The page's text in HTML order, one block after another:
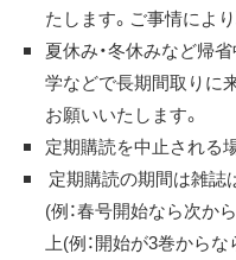
たします。ご事情によ
夏休み・冬休みなど帰
学などで長期間取りに
お願いいたします。
定期購読を中止される
定期購読の期間は雑誌
(例：春号開始なら次か
上(例：開始が3巻から